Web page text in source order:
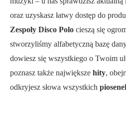
oraz uzyskasz łatwy dostęp do
Zespoły Disco Polo cieszą się
stworzyliśmy alfabetyczną bazę
dowiesz się wszystkiego o Twoim
poznasz także największe hity,
odkryjesz słowa wszystkich